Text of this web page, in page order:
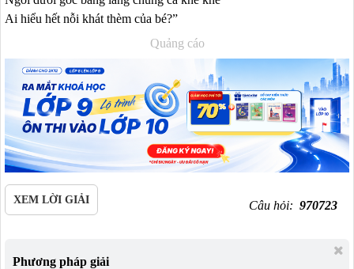
Ai hiểu hết nỗi khát thèm của bé?”
Quảng cáo
XEM LỜI GIẢI Câu hỏi: 970723
Phương pháp giải